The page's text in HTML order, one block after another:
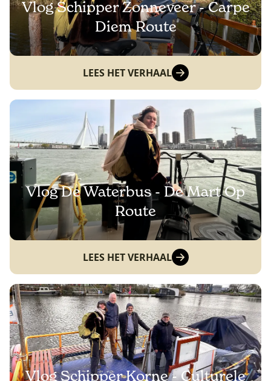
Vlog Schipper Zonneveer - Carpe
Diem Route
LEES HET VERHAAL
Vlog De Waterbus - De Mart Op
Route
LEES HET VERHAAL
Vlog Schipper Korne - Culturele